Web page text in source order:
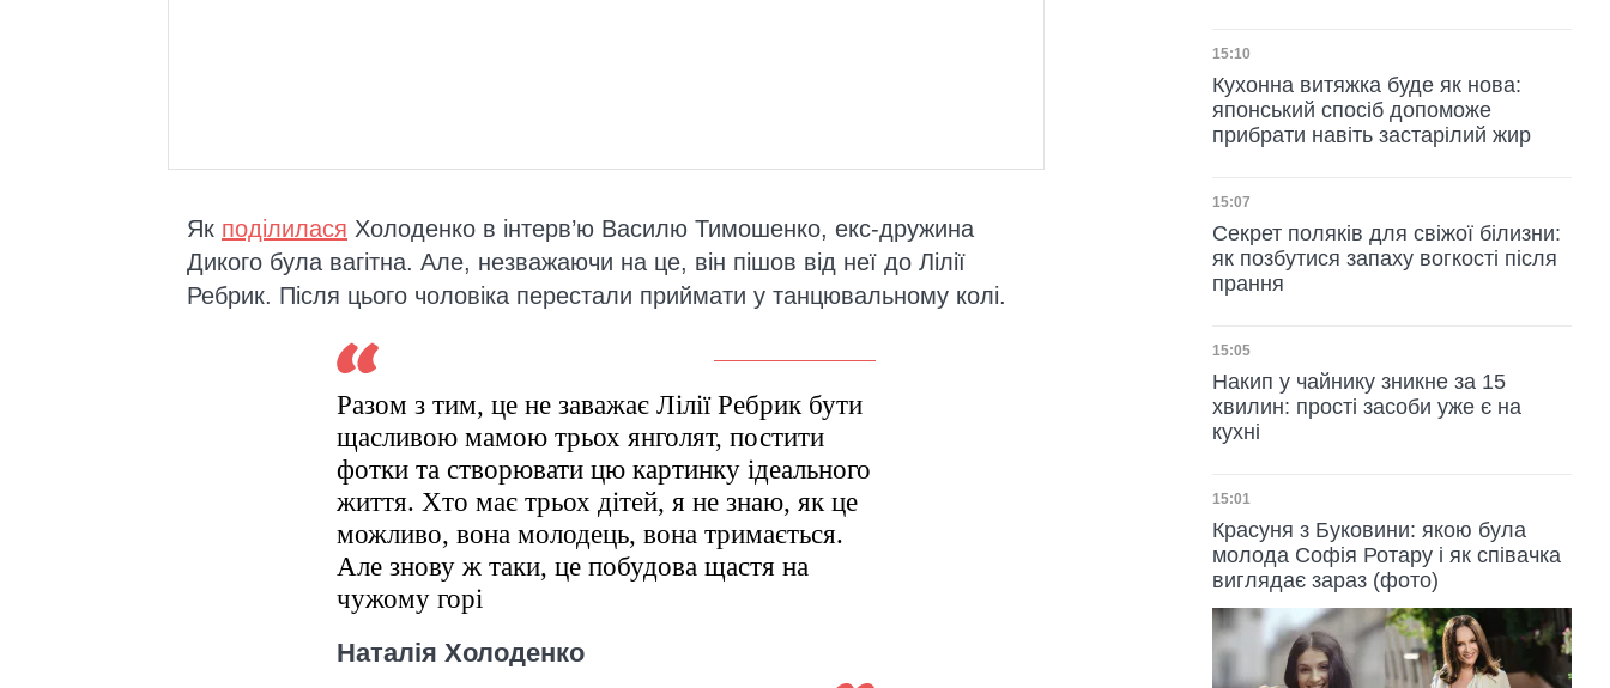
Як поділилася Холоденко в інтерв’ю Василю Тимошенко, екс-дружина
Дикого була вагітна. Але, незважаючи на це, він пішов від неї до Лілії
Ребрик. Після цього чоловіка перестали приймати у танцювальному колі.
Разом з тим, це не заважає Лілії Ребрик бути
щасливою мамою трьох янголят, постити
фотки та створювати цю картинку ідеального
життя. Хто має трьох дітей, я не знаю, як це
можливо, вона молодець, вона тримається.
Але знову ж таки, це побудова щастя на
чужому горі
Наталія Холоденко
Дата публікації
15:10
Кухонна витяжка буде як нова:
японський спосіб допоможе
прибрати навіть застарілий жир
Дата публікації
15:07
Секрет поляків для свіжої білизни:
як позбутися запаху вогкості після
прання
Дата публікації
15:05
Накип у чайнику зникне за 15
хвилин: прості засоби уже є на
кухні
Дата публікації
15:01
Красуня з Буковини: якою була
молода Софія Ротару і як співачка
виглядає зараз (фото)